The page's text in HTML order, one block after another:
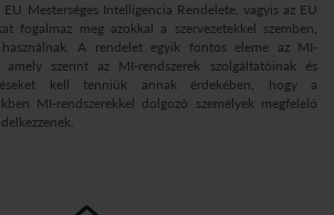
Mesterséges Intelligencia Rendelete, vagyis az EU
fogalmaz meg azokkal a szervezetekkel szemben,
használnak. A rendelet egyik fontos eleme az MI-
amely szerint az MI-rendszerek szolgáltatóinak és
kell tenniük annak érdekében, hogy a
MI-rendszerekkel dolgozó személyek megfelelő